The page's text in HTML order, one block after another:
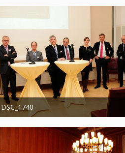
1.316
0
DSC_1740
Administrator
20. August 2019
1.286
0 0